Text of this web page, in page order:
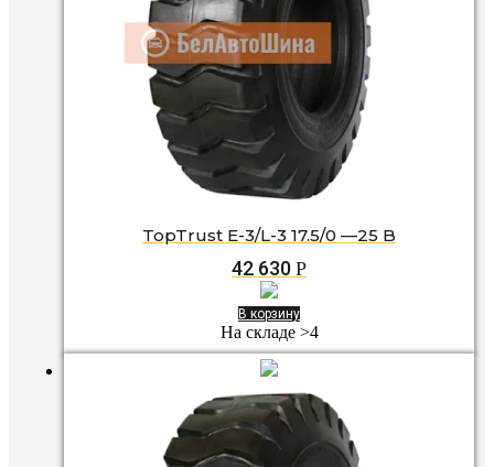
TopTrust E-3/L-3 17.5/0 —25 B
42 630 Р
В корзину
На складе >4